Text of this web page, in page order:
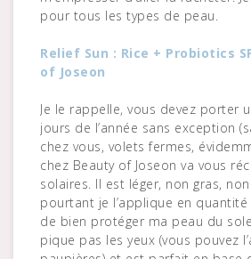
pour tous les types de peau.
Relief Sun : Rice + Probiotics
of Joseon
Je le rappelle, vous devez porter
jours de l’année sans exception
chez vous, volets fermes,
chez Beauty of Joseon va vous
solaires. Il est léger, non gras,
pourtant je l’applique en
de bien protéger ma peau du
pique pas les yeux (vous pouvez